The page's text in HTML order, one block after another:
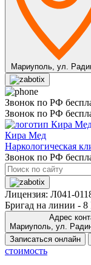
Мариуполь, ул.
Звонок по РФ
Звонок по РФ
Кира Мед
Наркологическая
Звонок по РФ
Лицензия: Л041-
Бригад на линии - 8
Адрес
Мариуполь, ул.
Записаться онлайн
стоимость